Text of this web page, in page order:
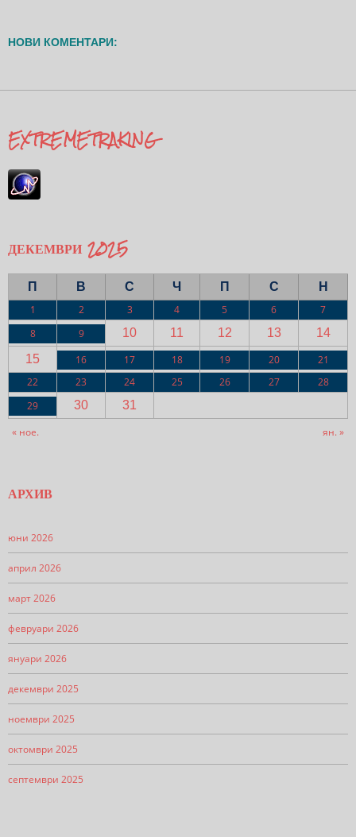
НОВИ КОМЕНТАРИ:
EXTREMETRAKING
ДЕКЕМВРИ 2025
П В С Ч П С
Н
1
2 3 4 5 6
7
8
9 10 11 12 13
14
15
16 17 18 19 20
21
22
23 24 25 26 27
28
29
30
31
« ное.
ян. »
АРХИВ
юни 2026
април 2026
март 2026
февруари 2026
януари 2026
декември 2025
ноември 2025
октомври 2025
септември 2025